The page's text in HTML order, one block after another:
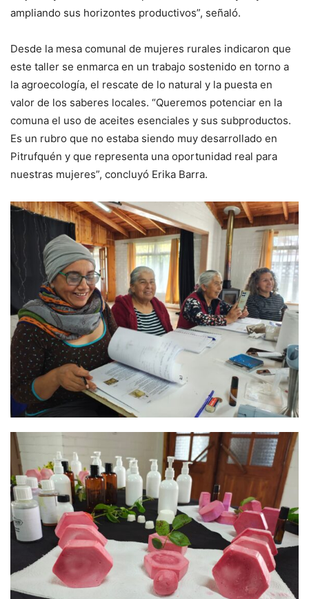
ampliando sus horizontes productivos”, señaló.
Desde la mesa comunal de mujeres rurales indicaron que
este taller se enmarca en un trabajo sostenido en torno a
la agroecología, el rescate de lo natural y la puesta en
valor de los saberes locales. “Queremos potenciar en la
comuna el uso de aceites esenciales y sus subproductos.
Es un rubro que no estaba siendo muy desarrollado en
Pitrufquén y que representa una oportunidad real para
nuestras mujeres”, concluyó Erika Barra.